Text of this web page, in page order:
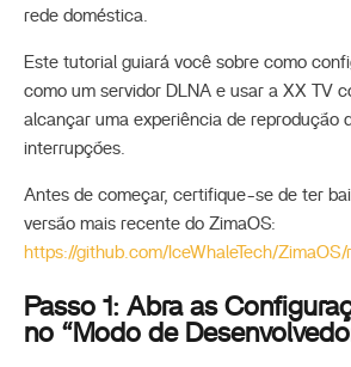
rede doméstica.
Este tutorial guiará você sobre como
como um servidor DLNA e usar a XX TV
alcançar uma experiência de reprodução
interrupções.
Antes de começar, certifique-se de ter
versão mais recente do ZimaOS:
https://github.com/IceWhaleTech/ZimaOS/
Passo 1: Abra as
no “Modo de